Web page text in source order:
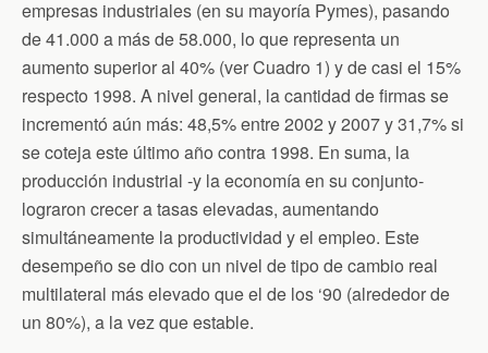
empresas industriales (en su mayoría Pymes), pasando
de 41.000 a más de 58.000, lo que representa un
aumento superior al 40% (ver Cuadro 1) y de casi el 15%
respecto 1998. A nivel general, la cantidad de firmas se
incrementó aún más: 48,5% entre 2002 y 2007 y 31,7% si
se coteja este último año contra 1998. En suma, la
producción industrial -y la economía en su conjunto-
lograron crecer a tasas elevadas, aumentando
simultáneamente la productividad y el empleo. Este
desempeño se dio con un nivel de tipo de cambio real
multilateral más elevado que el de los ‘90 (alrededor de
un 80%), a la vez que estable.